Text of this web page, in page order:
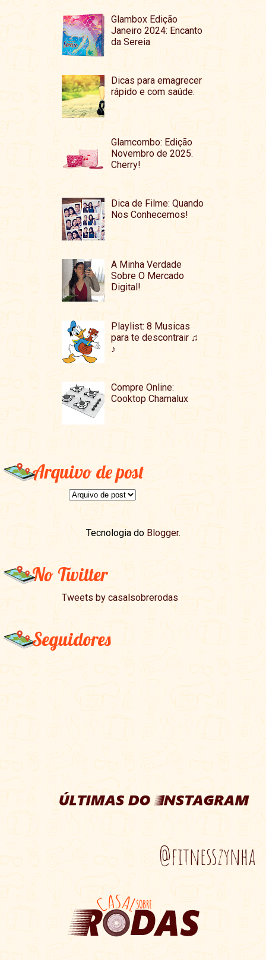
Glambox Edição
Janeiro 2024: Encanto
da Sereia
Dicas para emagrecer
rápido e com saúde.
Glamcombo: Edição
Novembro de 2025.
Cherry!
Dica de Filme: Quando
Nos Conhecemos!
A Minha Verdade
Sobre O Mercado
Digital!
Playlist: 8 Musicas
para te descontrair ♫
♪
Compre Online:
Cooktop Chamalux
Arquivo de post
Tecnologia do Blogger.
No Twitter
Tweets by casalsobrerodas
Seguidores
@fitnesszynha